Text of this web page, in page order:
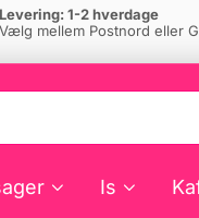
Levering: 1-2 hverdage
Vælg mellem Postnord eller
Is